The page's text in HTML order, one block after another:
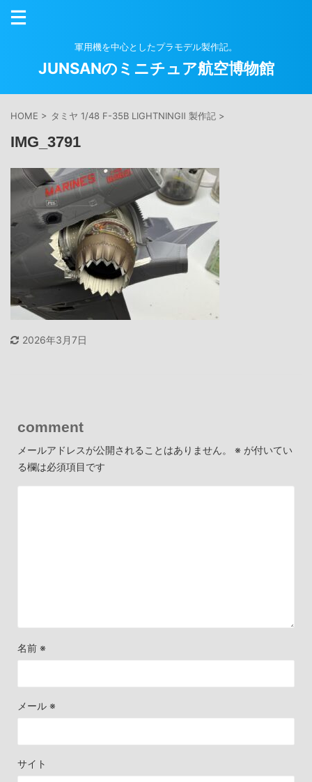
軍用機を中心としたプラモデル製作記。
JUNSANのミニチュア航空博物館
HOME > タミヤ 1/48 F-35B LIGHTNINGⅡ 製作記 >
IMG_3791
2026年3月7日
comment
メールアドレスが公開されることはありません。 ※ が付いてい
る欄は必須項目です
名前 ※
メール ※
サイト